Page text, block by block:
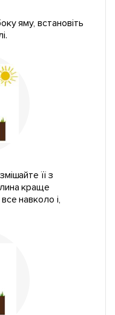
яму, встановіть
її з
краще
навколо і,